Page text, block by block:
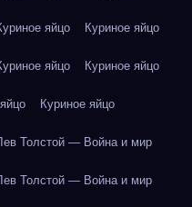
яйцо Куриное яйцо
яйцо Куриное яйцо
Куриное яйцо
Толстой — Война и мир
Толстой — Война и мир